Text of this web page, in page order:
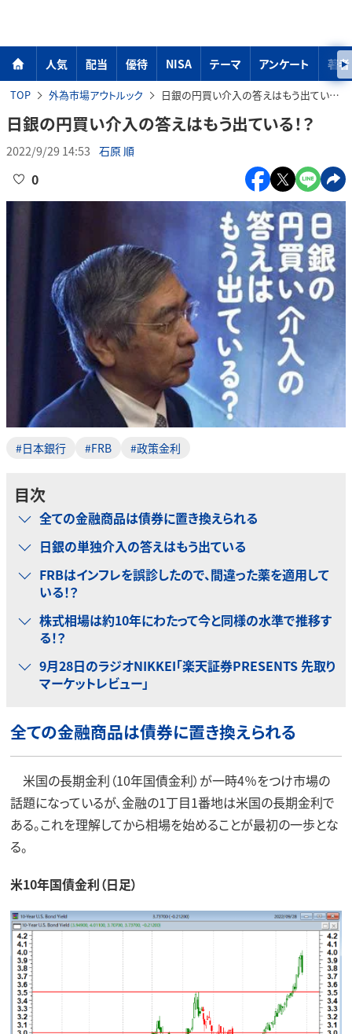
人気 配当 優待 NISA テーマ アンケート 著者
TOP 外為市場アウトルック 日銀の円買い介入の答えはもう出ている！？
日銀の円買い介入の答えはもう出ている！？
2022/9/29 14:53 石原 順
0
#日本銀行 #FRB #政策金利
目次
全ての金融商品は債券に置き換えられる
日銀の単独介入の答えはもう出ている
FRBはインフレを誤診したので、間違った薬を適用して
いる！？
株式相場は約10年にわたって今と同様の水準で推移す
る！？
9月28日のラジオNIKKEI「楽天証券PRESENTS 先取り
マーケットレビュー」
全ての金融商品は債券に置き換えられる
米国の長期金利（10年国債金利）が一時4％をつけ市場の
話題になっているが、金融の1丁目1番地は米国の長期金利で
ある。これを理解してから相場を始めることが最初の一歩とな
る。
米10年国債金利（日足）